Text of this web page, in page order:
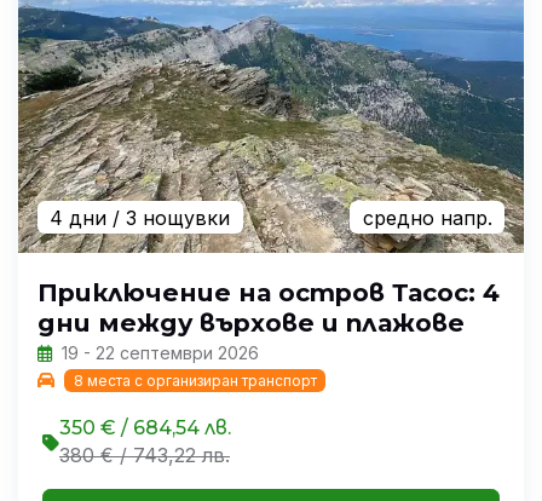
4 дни / 3 нощувки средно напр.
Приключение на остров Тасос: 4
дни между върхове и плажове
19 - 22 септември 2026
8 места с организиран транспорт
350 € / 684,54 лв.
380 € / 743,22 лв.